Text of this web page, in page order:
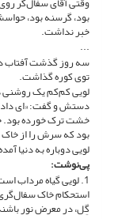
بود، گرسنه بود،
خبر نداشت.
...
سه روز گذشت آفتاب
توی کوره گذاشت.
لویی کم‌کم یک روشنی
دستش و گفت: «ای داد
خشت ترک خورده بود.
بود که سرش را از خاک
لویی دوباره به دنیا
پی‌نوشت:
1. لویی گیاه مرداب
استحکام خاک
گِل، در معرض نور